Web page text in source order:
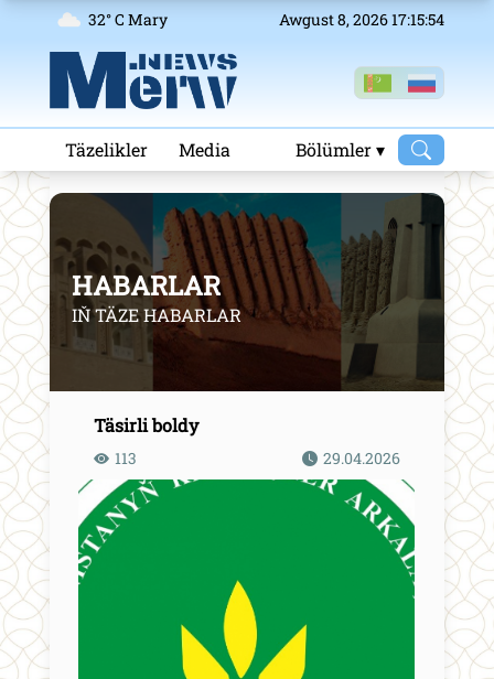
32° C Mary Awgust 8, 2026 17:15:54
Täzelikler Media Bölümler ▾
HABARLAR
IŇ TÄZE HABARLAR
Täsirli boldy
113 29.04.2026